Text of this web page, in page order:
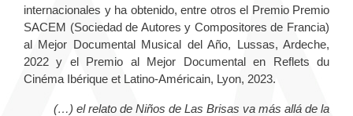
internacionales y ha obtenido, entre otros el Premio Premio
SACEM (Sociedad de Autores y Compositores de Francia)
al Mejor Documental Musical del Año, Lussas, Ardeche,
2022 y el Premio al Mejor Documental en Reflets du
Cinéma Ibérique et Latino-Américain, Lyon, 2023.
(…) el relato de Niños de Las Brisas va más allá de la